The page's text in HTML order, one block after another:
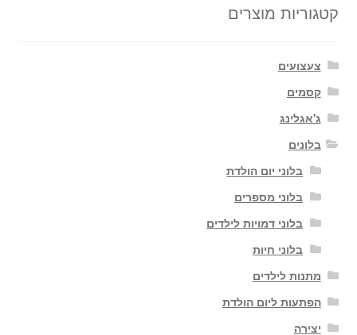
קטגוריות מוצרים
צעצועים
קסמים
ג'אגלינג
בלונים
בלוני יום הולדת
בלוני מספרים
בלוני דמויות לילדים
בלוני חיות
מתנות לילדים
הפתעות ליום הולדת
יצירה